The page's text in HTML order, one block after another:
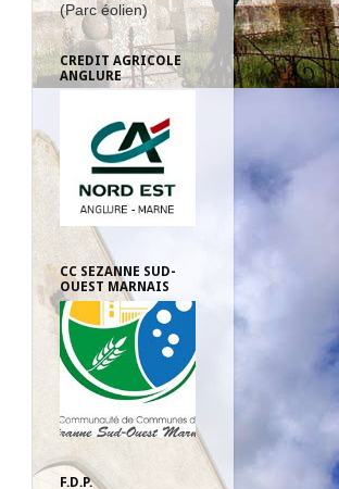
(Parc éolien)
CREDIT AGRICOLE
ANGLURE
CC SEZANNE SUD-
OUEST MARNAIS
F.D.P.